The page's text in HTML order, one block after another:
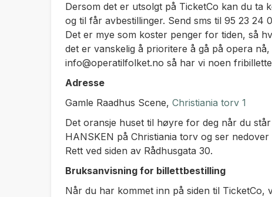
Dersom det er utsolgt på TicketCo kan du ta
og til får avbestillinger. Send sms til 95 23 24
Det er mye som koster penger for tiden, så
det er vanskelig å prioritere å gå på opera
info@operatilfolket.no så har vi noen
Adresse
Gamle Raadhus Scene, Christiania torv 1
Det oransje huset til høyre for deg når du
HANSKEN på Christiania torv og ser
Rett ved siden av Rådhusgata 30.
Bruksanvisning for billettbestilling
Når du har kommet inn på siden til TicketCo,